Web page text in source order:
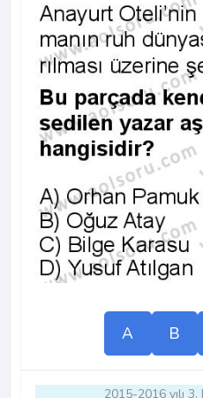
A B
2015-2016 yılı